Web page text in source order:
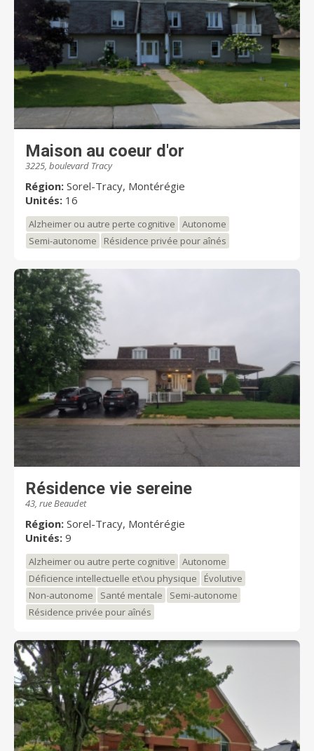
Maison au coeur d'or
3225, boulevard Tracy
Région: Sorel-Tracy, Montérégie
Unités: 16
Alzheimer ou autre perte cognitive
Autonome
Semi-autonome
Résidence privée pour aînés
Résidence vie sereine
43, rue Beaudet
Région: Sorel-Tracy, Montérégie
Unités: 9
Alzheimer ou autre perte cognitive
Autonome
Déficience intellectuelle et\ou physique
Évolutive
Non-autonome
Santé mentale
Semi-autonome
Résidence privée pour aînés